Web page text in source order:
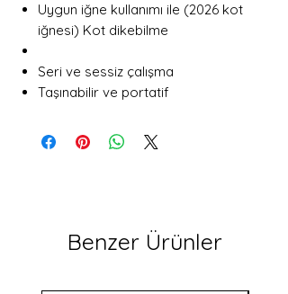
Uygun iğne kullanımı ile (2026 kot
iğnesi) Kot dikebilme
Seri ve sessiz çalışma
Taşınabilir ve portatif
Benzer Ürünler